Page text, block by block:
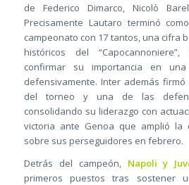
de Federico Dimarco, Nicolò
Precisamente Lautaro terminó
campeonato con 17 tantos, una cifra
históricos del
confirmar su importancia en
defensivamente. Inter además
del torneo y una de las
consolidando su liderazgo con
victoria ante Genoa que amplió la
sobre sus perseguidores en febrero.
Detrás del campeón, Napoli y
primeros puestos tras sostener